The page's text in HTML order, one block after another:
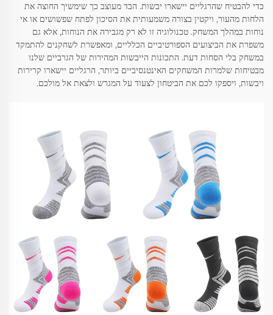
כדי להבטיח שהרגליים יישארו יבשות. הבד מעוצב כך שימשיך החוצה את
הלחות מהעור, ויקטין בצורה משמעותית את הסיכון לפתח שפשושים או אי
נוחות במהלך המשחק. טכנולוגיה זו לא רק מגבירה את הנוחות, אלא גם
משפרת את הביצועים הספורטיביים הכלליים, ומאפשרת לשחקנים להתמקד
במשחק בלי הסחות דעת. התכונות הייבשות המהירות של הגרביים שלנו
מבטיחות שלמרות המשחקים האינטנסיביים ביותר, הרגליים יישארו קרירות
ויבשות, ויספקו לכם את הביטחון לצעוד על המגרש ולצאת אל מולכם.